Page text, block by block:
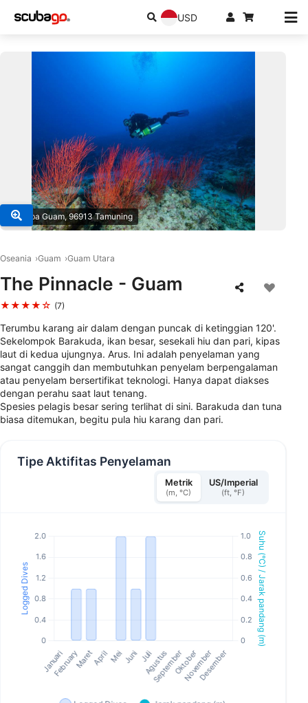
USD
© Scuba Guam, 96913 Tamuning
Oseania Guam Guam Utara
The Pinnacle - Guam
★★★★☆ (7)
Terumbu karang air dalam dengan puncak di ketinggian 120'.
Sekelompok Barakuda, ikan besar, sesekali hiu dan pari, kipas
laut di kedua ujungnya. Arus. Ini adalah penyelaman yang
sangat canggih dan membutuhkan penyelam berpengalaman
atau penyelam bersertifikat teknologi. Hanya dapat diakses
dengan perahu saat laut tenang.
Spesies pelagis besar sering terlihat di sini. Barakuda dan tuna
biasa ditemukan, begitu pula hiu karang dan pari.
Tipe Aktifitas Penyelaman
Metrik
(m, °C)
US/Imperial
(ft, °F)